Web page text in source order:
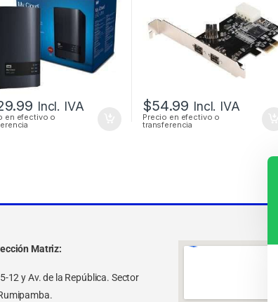
Incl. IVA
en efectivo o
$54.99 Incl. IVA
Precio en efectivo o
transferencia
Matriz:
12 y Av. de la República. Sector